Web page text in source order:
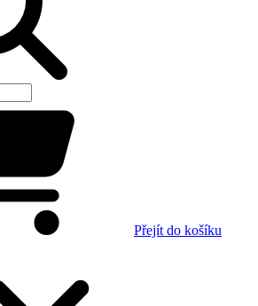
Přejít do košíku